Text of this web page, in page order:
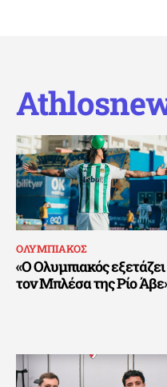
ΟΛΥΜΠΙΑΚΟΣ
«Ο Ολυμπιακός εξετάζει
τον Μπλέσα της Ρίο